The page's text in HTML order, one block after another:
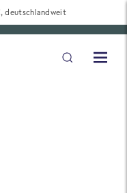
deutschlandweit